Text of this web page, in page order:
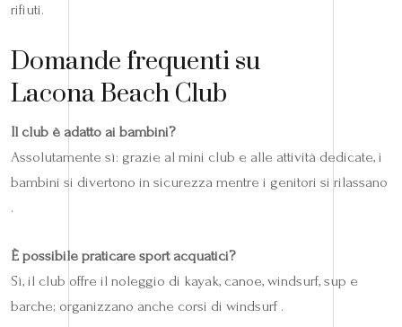
rifiuti.
Domande frequenti su
Lacona Beach Club
Il club è adatto ai bambini?
Assolutamente sì: grazie al mini club e alle attività dedicate, i
bambini si divertono in sicurezza mentre i genitori si rilassano
.
È possibile praticare sport acquatici?
Sì, il club offre il noleggio di kayak, canoe, windsurf, sup e
barche; organizzano anche corsi di windsurf .